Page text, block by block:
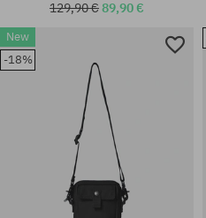
univerzálna veľkosť
129,90 €89,90 €
New
-18%